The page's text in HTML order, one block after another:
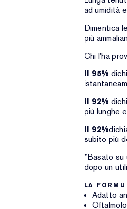
ad umidità
Dimentica
più
Chi l'ha
Il 95%
Il 92%
più lunghe
Il 92%
subito più
*Basato su
dopo un
LA
Adatto